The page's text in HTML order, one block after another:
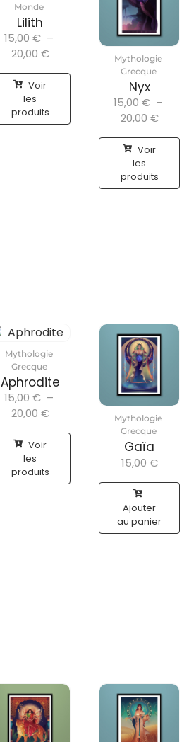
Monde
Lilith
15,00 € –
20,00 €
Voir
les
produits
Mythologie
Grecque
Nyx
15,00 € –
20,00 €
Voir
les
produits
Mythologie
Grecque
Aphrodite
15,00 € –
20,00 €
Voir
les
produits
Mythologie
Grecque
Gaïa
15,00 €
Ajouter
au panier